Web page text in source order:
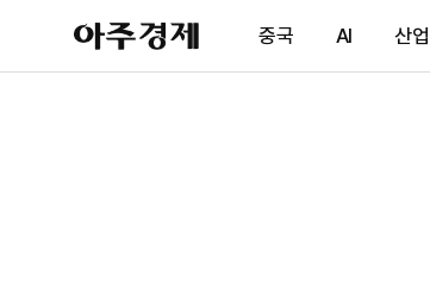
아
주
제
중국 AI 산업